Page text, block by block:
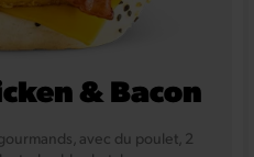
& Bacon
avec du poulet, 2